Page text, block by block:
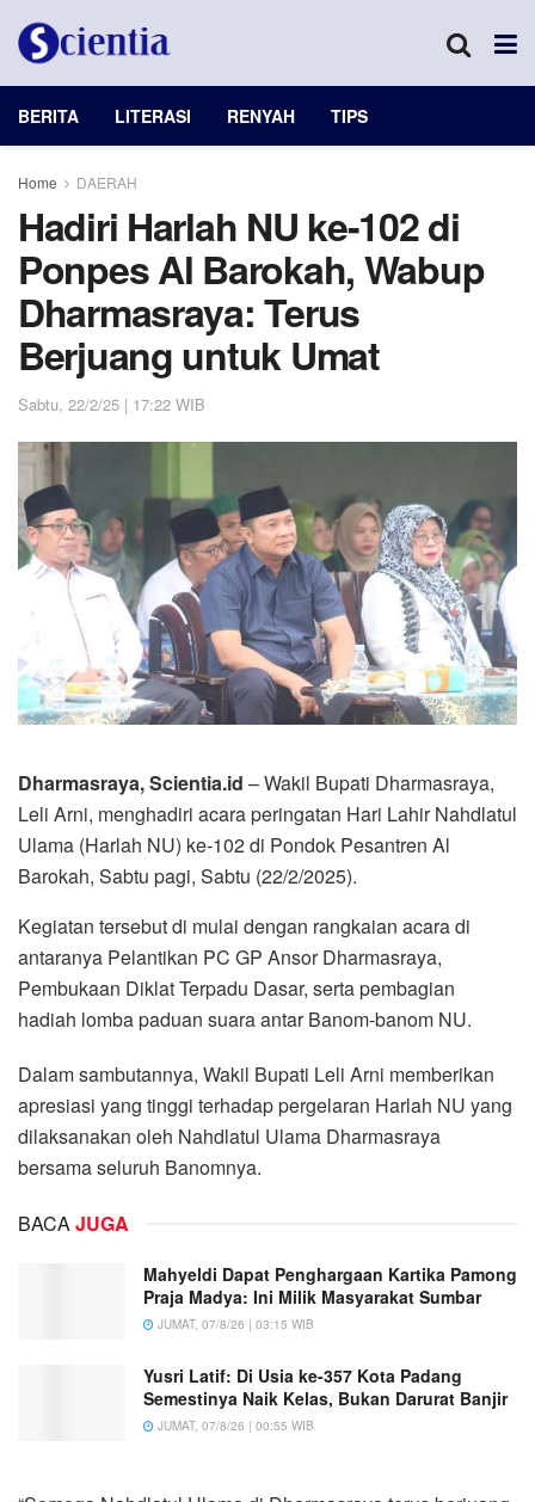
BERITA LITERASI RENYAH TIPS
Home DAERAH
Hadiri Harlah NU ke-102 di
Ponpes Al Barokah, Wabup
Dharmasraya: Terus
Berjuang untuk Umat
Sabtu, 22/2/25 | 17:22 WIB
Dharmasraya, Scientia.id – Wakil Bupati Dharmasraya,
Leli Arni, menghadiri acara peringatan Hari Lahir Nahdlatul
Ulama (Harlah NU) ke-102 di Pondok Pesantren Al
Barokah, Sabtu pagi, Sabtu (22/2/2025).
Kegiatan tersebut di mulai dengan rangkaian acara di
antaranya Pelantikan PC GP Ansor Dharmasraya,
Pembukaan Diklat Terpadu Dasar, serta pembagian
hadiah lomba paduan suara antar Banom-banom NU.
Dalam sambutannya, Wakil Bupati Leli Arni memberikan
apresiasi yang tinggi terhadap pergelaran Harlah NU yang
dilaksanakan oleh Nahdlatul Ulama Dharmasraya
bersama seluruh Banomnya.
BACAJUGA
Mahyeldi Dapat Penghargaan Kartika Pamong
Praja Madya: Ini Milik Masyarakat Sumbar
JUMAT, 07/8/26 | 03:15 WIB
Yusri Latif: Di Usia ke-357 Kota Padang
Semestinya Naik Kelas, Bukan Darurat Banjir
JUMAT, 07/8/26 | 00:55 WIB